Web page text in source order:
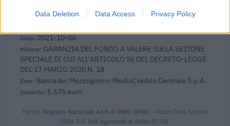
Data Deletion Data Access Privacy Policy
4.395 euro
2021-10-06
GARANZIA DEL FONDO A VALERE SULLA SEZIONE
SPECIALE DI CUI ALL’ARTICOLO 56 DEL DECRETO-LEGGE
DEL 17 MARZO 2020 N. 18
Banca del Mezzogiorno MedioCredito Centrale S.p.A.
5.675 euro
Fonte: Registro Nazionale Aiuti di Stato (RNA) – Open Data, licenza
IODL 2.0. Dati aggiornati al 2026-07-02.